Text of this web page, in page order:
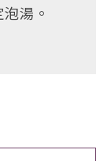
湯。